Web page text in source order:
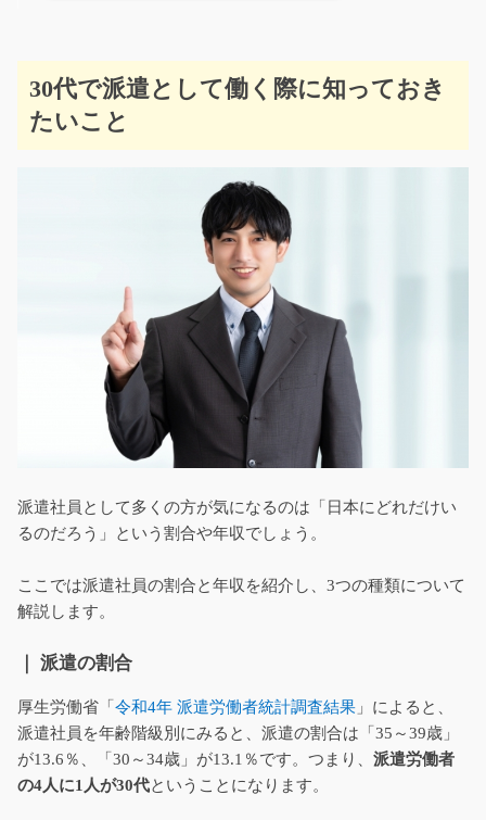
30代で派遣として働く際に知っておき
たいこと
派遣社員として多くの方が気になるのは「日本にどれだけい
るのだろう」という割合や年収でしょう。
ここでは派遣社員の割合と年収を紹介し、3つの種類について
解説します。
｜ 派遣の割合
厚生労働省「令和4年 派遣労働者統計調査結果 」によると、
派遣社員を年齢階級別にみると、派遣の割合は「35～39歳」
が13.6％、「30～34歳」が13.1％です。つまり、派遣労働者
の4人に1人が30代ということになります。